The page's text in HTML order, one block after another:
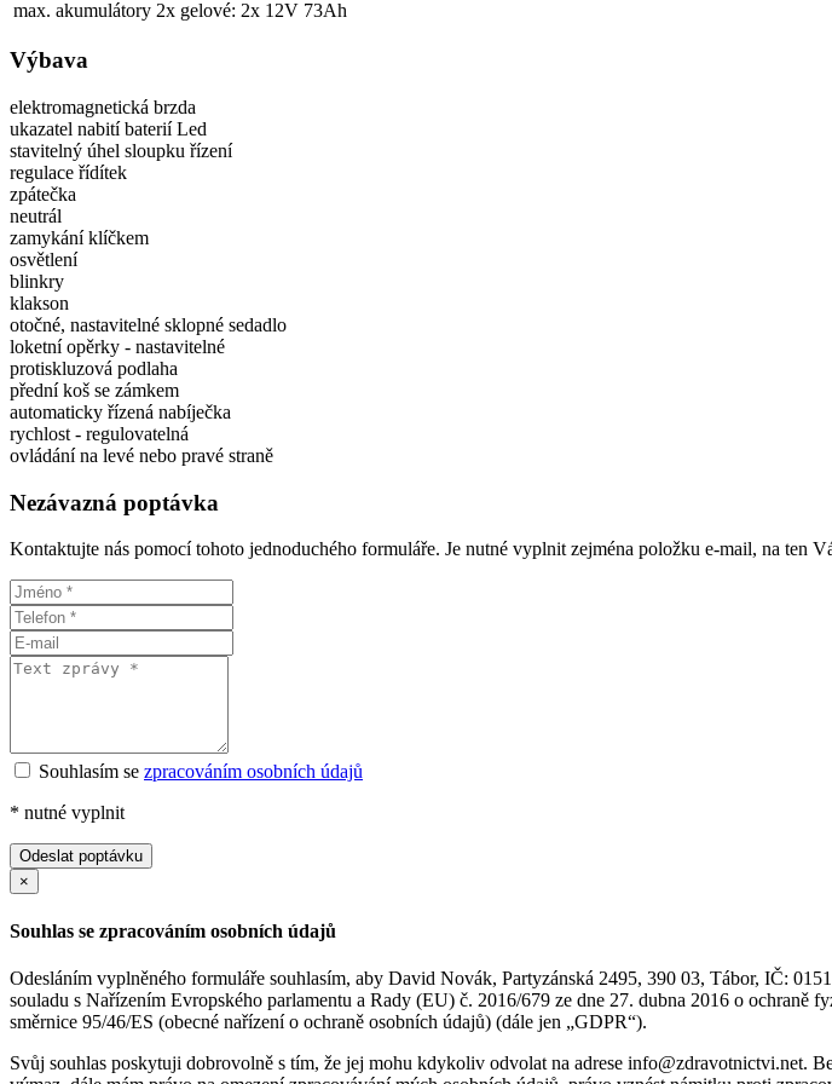
max. akumulátory 2x gelové: 2x 12V 73Ah
Výbava
elektromagnetická brzda
ukazatel nabití baterií Led
stavitelný úhel sloupku řízení
regulace řídítek
zpátečka
neutrál
zamykání klíčkem
osvětlení
blinkry
klakson
otočné, nastavitelné sklopné sedadlo
loketní opěrky - nastavitelné
protiskluzová podlaha
přední koš se zámkem
automaticky řízená nabíječka
rychlost - regulovatelná
ovládání na levé nebo pravé straně
Nezávazná poptávka
Kontaktujte nás pomocí tohoto jednoduchého formuláře. Je nutné vyplnit zejména položku e-mail, na ten
Souhlasím se zpracováním osobních údajů
* nutné vyplnit
Odeslat poptávku
×
Souhlas se zpracováním osobních údajů
Odesláním vyplněného formuláře souhlasím, aby David Novák, Partyzánská 2495, 390 03, Tábor, IČ:
souladu s Nařízením Evropského parlamentu a Rady (EU) č. 2016/679 ze dne 27. dubna 2016 o
směrnice 95/46/ES (obecné nařízení o ochraně osobních údajů) (dále jen „GDPR“).
Svůj souhlas poskytuji dobrovolně s tím, že jej mohu kdykoliv odvolat na adrese info@zdravotnictvi.net.